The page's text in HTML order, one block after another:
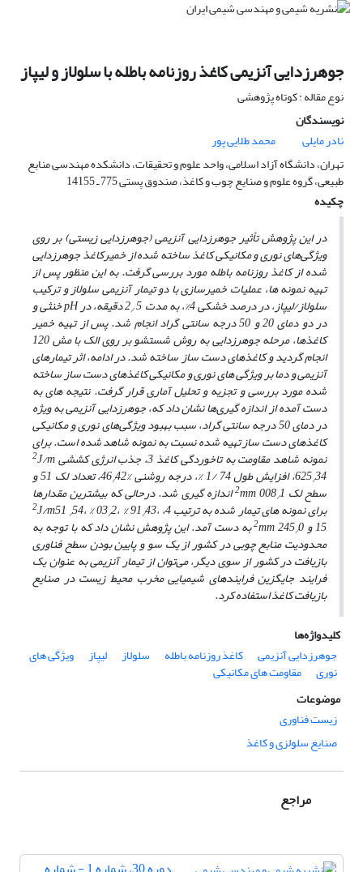
جوهرزدایی آنزیمی کاغذ روزنامه باطله با سلولاز و لیپاز
نوع مقاله : کوتاه پژوهشی
نویسندگان
نادر مایلی
محمد طلایی پور
تهران، دانشگاه آزاد اسلامی، واحد علوم و تحقیقات، دانشکده مهندسی منابع
طبیعی، گروه علوم و صنایع چوب و کاغذ، صندوق پستی 775 ـ 14155
چکیده
در این پژوهش تأثیر جوهرزدایی آنزیمی (جوهرزدایی زیستی) بر روی
ویژگی‌های نوری و مکانیکی کاغذساخته شده از خمیرکاغذ جوهرزدایی
شده از کاغذ روزنامه باطله مورد بررسی گرفت. به این منظور پس از
تهیه نمونه ‌ها، عملیات خمیرسازی با دو تیمار آنزیمی سلولاز و ترکیب
سلولاز/لیپاز، در درصد خشکی 4%، به مدت 5
/2 دقیقه، درpHخنثیو
در دو دمای 20 و 50 درجه سانتی ‌گراد انجام شد. پس از تهیه خمیر
کاغذها، مرحله جوهرزدایی به روش شستشو بر روی الک با مش 120
انجام گردید و کاغذهای دست ساز ساخته شد. در ادامه، اثر تیمارهای
آنزیمی و دما بر ویژگی های نوری و مکانیکی کاغذهای دست ساز ساخته
شده مورد بررسی و تجزیه و تحلیل آماری قرار گرفت. نتیجه ‌های به
دست آمده از اندازه‌ گیری‌ها نشان داد که، جوهرزدایی آنزیمی به ویژه
در دمای 50 درجه سانتی ‌گراد، سبب بهبود ویژگی‌های نوری و مکانیکی
کاغذهای دست‌ ساز تهیه شده نسبت به نمونه شاهد شده است.برای
نمونه شاهد مقاومت به تاخوردگی کاغذ 3، جذب انرژی کششی 2J/m
625/34، افزایش طول 74 /1 %، درجه روشنی %46 /42، تعداد لک 51 و
سطح لک 2mm008/1 اندازه ‌گیری شد. درحالی که بیشترین مقدارها
برای نمونه ‌های تیمار شده به ترتیب 4، 2J/m51 /54، % 03/2، % 91/43،
15 و 2mm245/ 0 به ‌دست آمد. این پژوهش نشان داد که با توجه به
محدودیت منابع چوبی در کشور از یک سو و پایین بودن سطح فناوری
بازیافت در کشور از سوی دیگر، می‌توان از تیمار آنزیمی به ‌عنوان یک
فرایند جایگزین فرایندهای شیمیایی مخرب محیط زیست در صنایع
بازیافت کاغذ استفاده کرد.
کلیدواژه‌ها
جوهرزدایی آنزیمی
کاغذ روزنامه باطله سلولاز لیپاز ویژگی های
نوری
مقاومت های مکانیکی
موضوعات
زیست فناوری
صنایع سلولزی و کاغذ
مراجع